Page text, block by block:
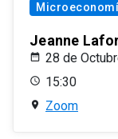
Jeanne
28 de
15:30
Zoom